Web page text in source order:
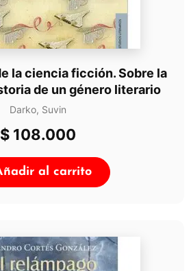
la ciencia ficción. Sobre la
de un género literario
Darko, Suvin
$108.000
al carrito